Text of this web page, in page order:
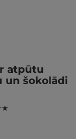
atpūtu
un šokolādi
★